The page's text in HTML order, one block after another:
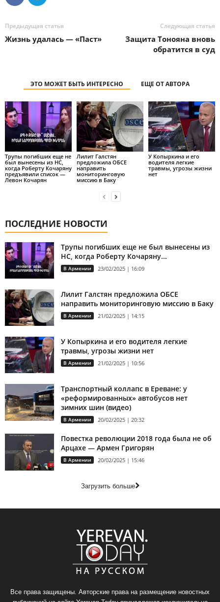
Предыдущая статья
Жизнь удалась — «Паст»
Следующая статья
Защита Тонояна вновь
обратится в суд
ЭТО МОЖЕТ БЫТЬ ИНТЕРЕСНО ЕЩЕ ОТ АВТОРА
Трупы погибших еще не
был вынесены из НС,
когда Роберту Кочаряну
предъявили список —
Левон Кочарян
Лилит Галстян
предложила ОБСЕ
направить
мониторинговую
миссию в Баку
У Копыркина и его
водителя легкие
травмы, угрозы жизни
нет
ПОСЛЕДНИЕ НОВОСТИ
Трупы погибших еще не был вынесены из
НС, когда Роберту Кочаряну...
В Армении 23/02/2025 | 16:09
Лилит Галстян предложила ОБСЕ
направить мониторинговую миссию в Баку
В Армении 21/02/2025 | 14:15
У Копыркина и его водителя легкие
травмы, угрозы жизни нет
В Армении 21/02/2025 | 10:56
Транспортный коллапс в Ереване: у
«реформированных» автобусов нет
зимних шин (видео)
В Армении 20/02/2025 | 20:32
Повестка революции 2018 года была не об
Арцахе — Армен Григорян
В Армении 20/02/2025 | 15:46
Загрузить больше
Все права защищены. Авторские права на размещение новостных